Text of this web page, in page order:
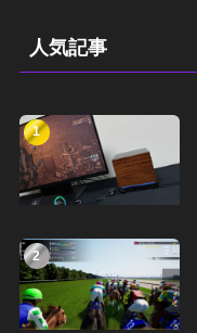
人気記事
1
2